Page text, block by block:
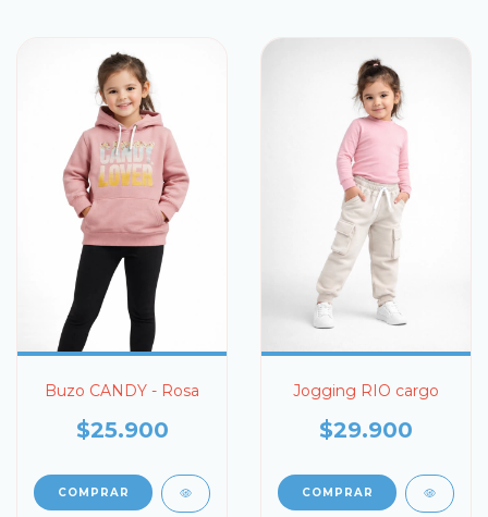
Buzo CANDY - Rosa
$25.900
COMPRAR
Jogging RIO cargo
$29.900
COMPRAR